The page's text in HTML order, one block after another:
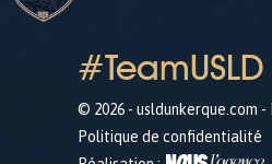
#TeamUSLD
© 2026 - usldunkerque.com -
Politique de confidentialité